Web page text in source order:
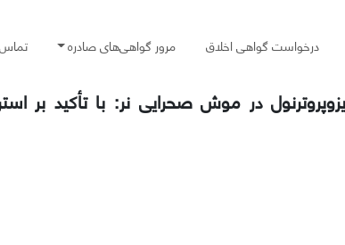
درخواست گواهی اخلاق مرور گواهی‌های صادره تماس
در موش صحرایی نر: با تأکید بر